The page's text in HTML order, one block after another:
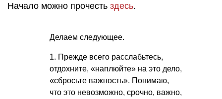
Начало можно прочесть здесь.
Делаем следующее.
1. Прежде всего расслабьтесь,
отдохните, «наплюйте» на это дело,
«сбросьте важность». Понимаю,
что это невозможно, срочно, важно,